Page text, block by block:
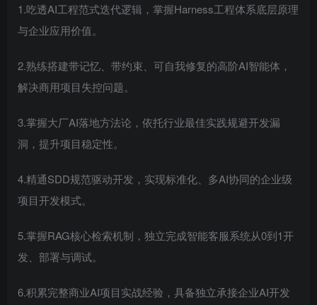
1.吃透AI工程范式迭代逻辑，掌握Harness工程体系底层原理
与企业应用价值。
2.熟练搭建带记忆、带约束、可自我修复的高阶AI智能体，
解决商用项目失控问题。
3.掌握大厂AI落地方法论，依托行业最佳实践规避开发漏
洞，提升项目稳定性。
4.精通SDD规范驱动开发，实现标准化、多AI协同的企业级
项目开发模式。
5.掌握RAG核心检索机制，独立完成智能客服系统从0到1开
发、部署与调试。
6.积累完整商业AI项目实战经验，具备独立承接企业AI开发